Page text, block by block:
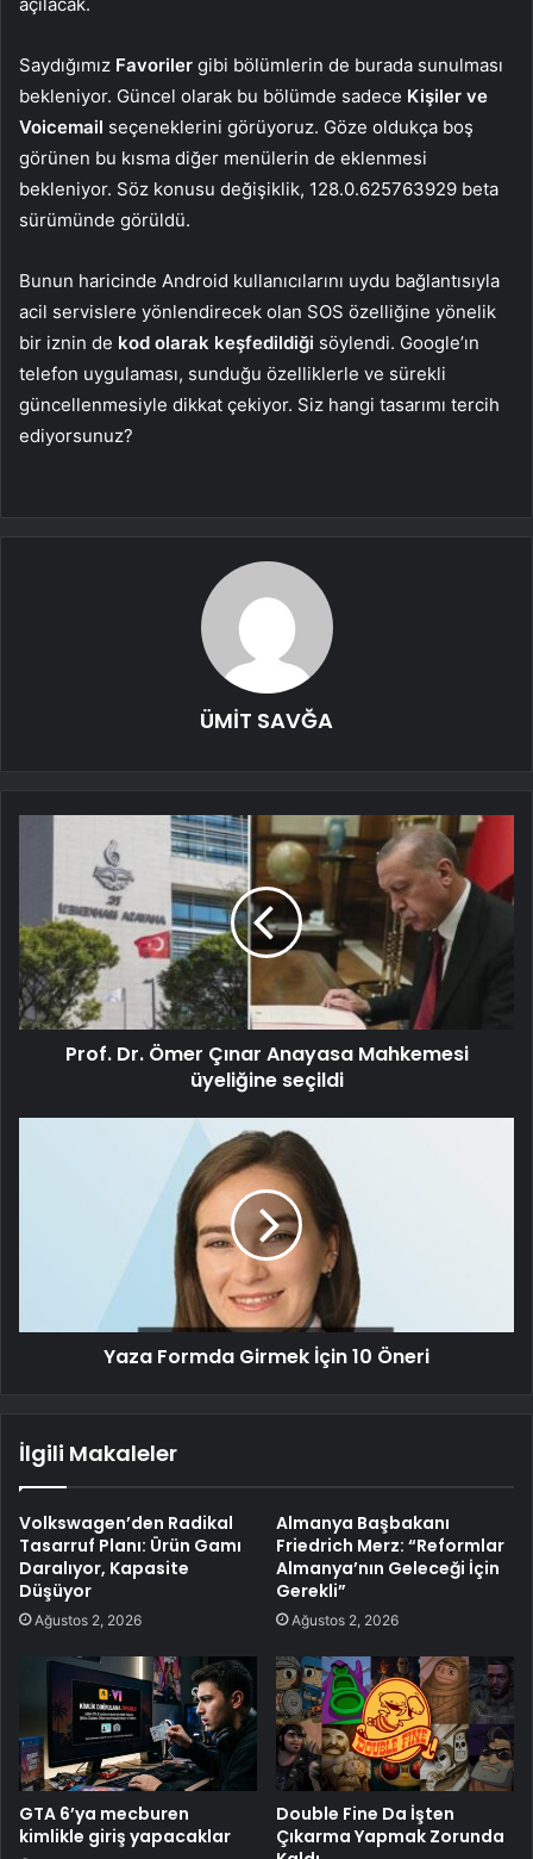
Saydığımız Favoriler gibi bölümlerin de burada sunulması
bekleniyor. Güncel olarak bu bölümde sadece Kişiler ve
Voicemail seçeneklerini görüyoruz. Göze oldukça boş
görünen bu kısma diğer menülerin de eklenmesi
bekleniyor. Söz konusu değişiklik, 128.0.625763929 beta
sürümünde görüldü.
Bunun haricinde Android kullanıcılarını uydu bağlantısıyla
acil servislere yönlendirecek olan SOS özelliğine yönelik
bir iznin de kod olarak keşfedildiği söylendi. Google’ın
telefon uygulaması, sunduğu özelliklerle ve sürekli
güncellenmesiyle dikkat çekiyor. Siz hangi tasarımı tercih
ediyorsunuz?
ÜMİT SAVĞA
Prof. Dr. Ömer Çınar Anayasa Mahkemesi
üyeliğine seçildi
Yaza Formda Girmek İçin 10 Öneri
İlgili Makaleler
Volkswagen’den Radikal
Tasarruf Planı: Ürün Gamı
Daralıyor, Kapasite
Düşüyor
Ağustos 2, 2026
Almanya Başbakanı
Friedrich Merz: “Reformlar
Almanya’nın Geleceği İçin
Gerekli”
Ağustos 2, 2026
GTA 6’ya mecburen
kimlikle giriş yapacaklar
Double Fine Da İşten
Çıkarma Yapmak Zorunda